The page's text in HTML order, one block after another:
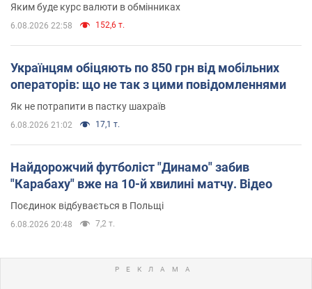
Яким буде курс валюти в обмінниках
6.08.2026 22:58 152,6 т.
Українцям обіцяють по 850 грн від мобільних
операторів: що не так з цими повідомленнями
Як не потрапити в пастку шахраїв
6.08.2026 21:02 17,1 т.
Найдорожчий футболіст "Динамо" забив
"Карабаху" вже на 10-й хвилині матчу. Відео
Поєдинок відбувається в Польщі
6.08.2026 20:48 7,2 т.